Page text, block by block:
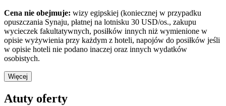
Cena nie obejmuje: wizy egipskiej (koniecznej w przypadku
opuszczania Synaju, płatnej na lotnisku 30 USD/os., zakupu
wycieczek fakultatywnych, posiłków innych niż wymienione w
opisie wyżywienia przy każdym z hoteli, napojów do posiłków jeśli
w opisie hoteli nie podano inaczej oraz innych wydatków
osobistych.
Więcej
Atuty oferty